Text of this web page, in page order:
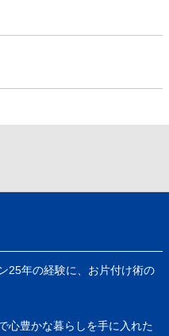
25年の経験に、お片付け術の
心豊かな暮らしを手に入れた